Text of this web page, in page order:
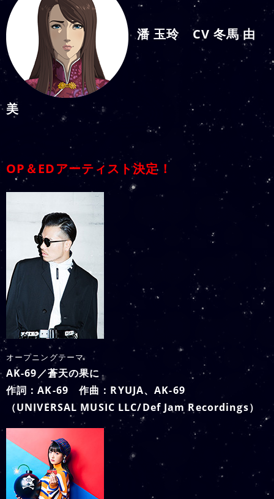
潘 玉玲 CV 冬馬 由
美
OP＆EDアーティスト決定！
オープニングテーマ
AK-69／蒼天の果に
作詞：AK-69 作曲：RYUJA、AK-69
（UNIVERSAL MUSIC LLC/Def Jam Recordings）